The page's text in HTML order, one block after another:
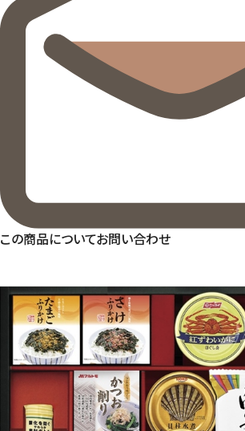
この商品についてお問い合わせ